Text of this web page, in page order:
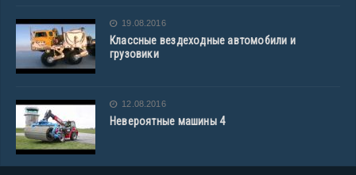
19.08.2016
Классные вездеходные автомобили и
грузовики
12.08.2016
Невероятные машины 4